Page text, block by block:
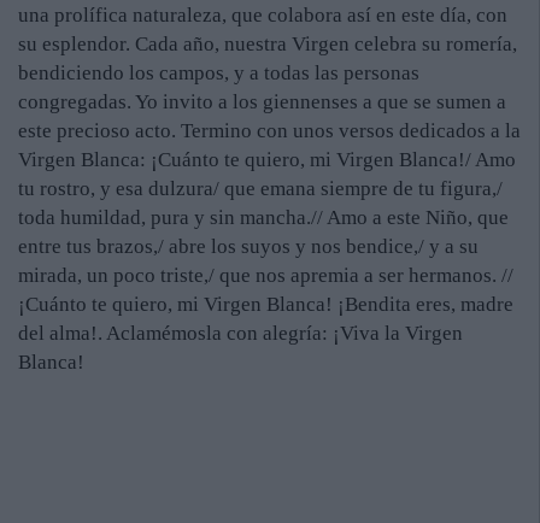
una prolífica naturaleza, que colabora así en este día, con
su esplendor. Cada año, nuestra Virgen celebra su romería,
bendiciendo los campos, y a todas las personas
congregadas. Yo invito a los giennenses a que se sumen a
este precioso acto. Termino con unos versos dedicados a la
Virgen Blanca: ¡Cuánto te quiero, mi Virgen Blanca!/ Amo
tu rostro, y esa dulzura/ que emana siempre de tu figura,/
toda humildad, pura y sin mancha.// Amo a este Niño, que
entre tus brazos,/ abre los suyos y nos bendice,/ y a su
mirada, un poco triste,/ que nos apremia a ser hermanos. //
¡Cuánto te quiero, mi Virgen Blanca! ¡Bendita eres, madre
del alma!. Aclamémosla con alegría: ¡Viva la Virgen
Blanca!